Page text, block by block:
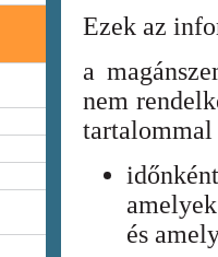
Ezek az
a
nem
és